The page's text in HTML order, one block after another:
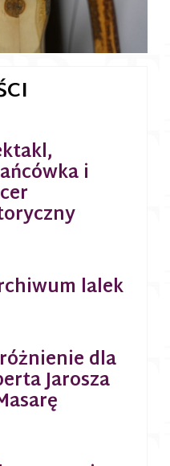
i
lalek
dla
Jarosza